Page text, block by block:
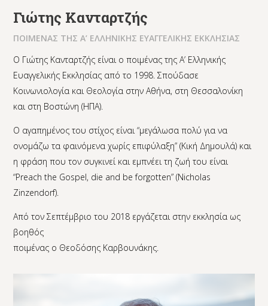
Γιώτης Κανταρτζής
ΠΟΙΜΕΝΑΣ ΤΗΣ Α’ ΕΛΛΗΝΙΚΗΣ ΕΥΑΓΓΕΛΙΚΗΣ ΕΚΚΛΗΣΙΑΣ
Ο Γιώτης Κανταρτζής είναι ο ποιμένας της Α’ Ελληνικής
Ευαγγελικής Εκκλησίας από το 1998. Σπούδασε
Κοινωνιολογία και Θεολογία στην Αθήνα, στη Θεσσαλονίκη
και στη Βοστώνη (ΗΠΑ).
Ο αγαπημένος του στίχος είναι “μεγάλωσα πολύ για να
ονομάζω τα φαινόμενα χωρίς επιφύλαξη” (Κική Δημουλά) και
η φράση που τον συγκινεί και εμπνέει τη ζωή του είναι
“Preach the Gospel, die and be forgotten” (Nicholas
Zinzendorf).
Από τον Σεπτέμβριο του 2018 εργάζεται στην εκκλησία ως
βοηθός
ποιμένας ο Θεοδόσης Καρβουνάκης.